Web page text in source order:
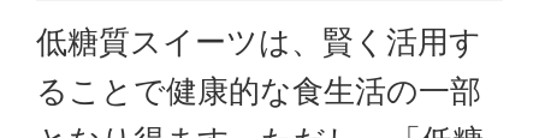
低糖質スイーツは、賢く活用す
ることで健康的な食生活の一部